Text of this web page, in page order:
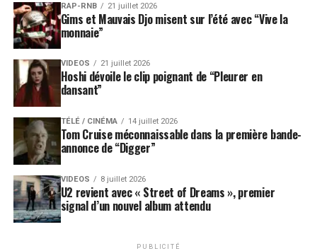
RAP-RNB 21 juillet 2026
Gims et Mauvais Djo misent sur l’été avec “Vive la
monnaie”
VIDEOS 21 juillet 2026
Hoshi dévoile le clip poignant de “Pleurer en
dansant”
TÉLÉ / CINÉMA 14 juillet 2026
Tom Cruise méconnaissable dans la première bande-
annonce de “Digger”
VIDEOS 8 juillet 2026
U2 revient avec « Street of Dreams », premier
signal d’un nouvel album attendu
PUBLICITÉ